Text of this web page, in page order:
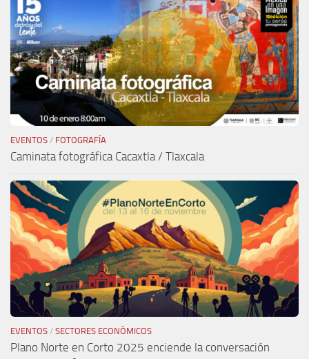
EVENTOS / FOTOGRAFÍA
Caminata fotográfica Cacaxtla / Tlaxcala
EVENTOS / SECTORES ECONÓMICOS
Plano Norte en Corto 2025 enciende la conversación